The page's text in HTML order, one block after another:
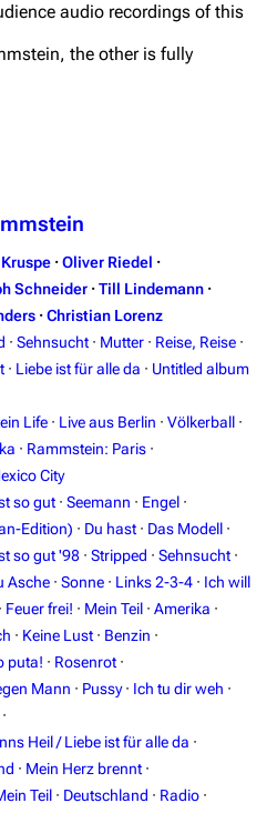
12 290.4K
Rammstein
Information
Discography
Videography
audio recordings of this
, the other is fully
· Oliver Riedel ·
Schneider · Till Lindemann ·
· Christian Lorenz
· Sehnsucht · Mutter · Reise, Reise ·
· Liebe ist für alle da · Untitled album
Life · Live aus Berlin · Völkerball ·
· Rammstein: Paris ·
City
so gut · Seemann · Engel ·
Edition) · Du hast · Das Modell ·
so gut '98 · Stripped · Sehnsucht ·
Asche · Sonne · Links 2-3-4 · Ich will
· Feuer frei! · Mein Teil · Amerika ·
· Keine Lust · Benzin ·
puta! · Rosenrot ·
Mann · Pussy · Ich tu dir weh ·
·
Heil / Liebe ist für alle da ·
· Mein Herz brennt ·
Teil · Deutschland · Radio ·